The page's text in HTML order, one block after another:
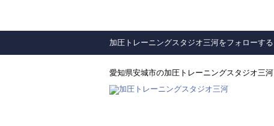
加圧トレーニングスタジオ三河をフォローする
愛知県安城市の加圧トレーニングスタジオ三河